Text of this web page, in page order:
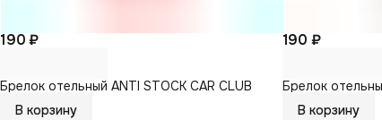
190 ₽
Брелок отельный ANTI STOCK CAR CLUB
В корзину
190 ₽
Брелок
В корзину